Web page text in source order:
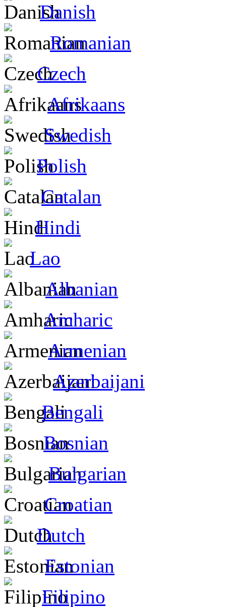
Danish
Romanian
Czech
Afrikaans
Swedish
Polish
Catalan
Hindi
Lao
Albanian
Amharic
Armenian
Azerbaijani
Bengali
Bosnian
Bulgarian
Croatian
Dutch
Estonian
Filipino